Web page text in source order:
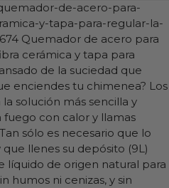
de-acero-para-
y-tapa-para-regular-la-
Quemador de acero para
cerámica y tapa para
de la suciedad que
enciendes tu chimenea? Los
solución más sencilla y
con calor y llamas
sólo es necesario que lo
llenes su depósito (9L)
de origen natural para
humos ni cenizas, y sin